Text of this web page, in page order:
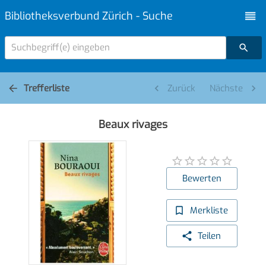
Bibliotheksverbund Zürich - Suche
Suchbegriff(e) eingeben
Trefferliste Zurück Nächste
Beaux rivages
Bewerten
Merkliste
Teilen